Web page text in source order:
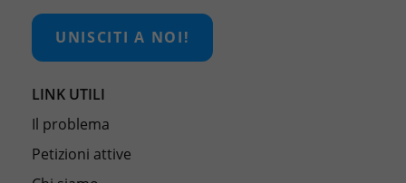
UNISCITI A NOI!
LINK UTILI
Il problema
Petizioni attive